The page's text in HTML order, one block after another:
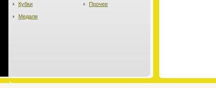
Кубки
Медали
Прочее